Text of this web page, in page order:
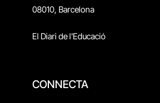
08010, Barcelona
El Diari de l'Educació
CONNECTA